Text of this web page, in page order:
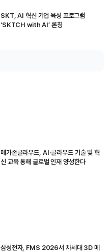
SKT, AI 혁신 기업 육성 프로그램
‘SKTCH with AI’ 론칭
메가존클라우드, AI·클라우드 기술 및 혁
신 교육 통해 글로벌 인재 양성한다
삼성전자, FMS 2026서 차세대 3D 메